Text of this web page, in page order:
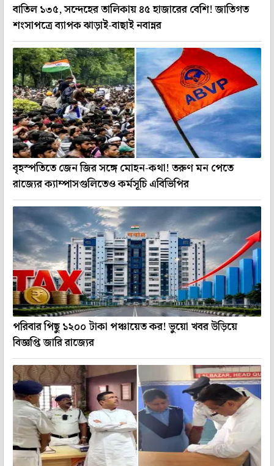
বাতিল ১৩৫, সন্দেহের তালিকায় ৪৫ হাজারের বেশি! জাতিগত
শংসাপত্রে ব্যাপক ঝাড়াই-বাছাই নবান্নর
বৃহস্পতিতে জেন জির সঙ্গে মোহন-কথা! তরুণ মন পেতে
রাজ্যের ক্যাম্পাসগুলিতেও কর্মসূচি এবিভিপির
পরিবার পিছু ১২০০ টাকা পঞ্চায়েত কর! ভুয়ো খবর উড়িয়ে
বিজ্ঞপ্তি জারি রাজ্যের